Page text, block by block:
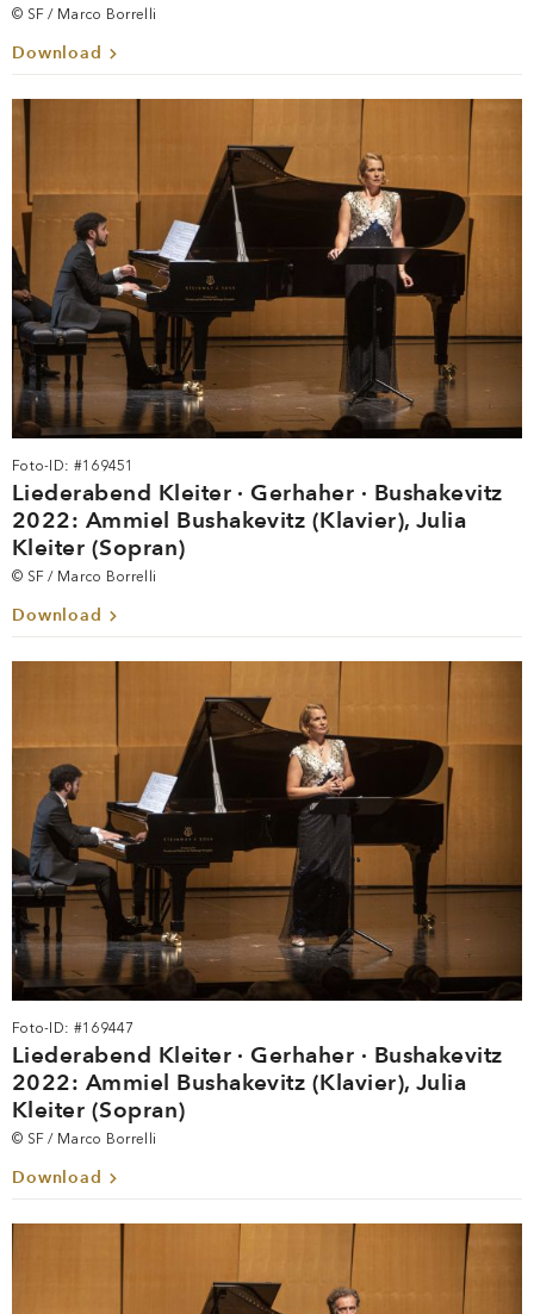
© SF / Marco Borrelli
Download
Foto-ID: #169451
Liederabend Kleiter · Gerhaher · Bushakevitz
2022: Ammiel Bushakevitz (Klavier), Julia
Kleiter (Sopran)
© SF / Marco Borrelli
Download
Foto-ID: #169447
Liederabend Kleiter · Gerhaher · Bushakevitz
2022: Ammiel Bushakevitz (Klavier), Julia
Kleiter (Sopran)
© SF / Marco Borrelli
Download